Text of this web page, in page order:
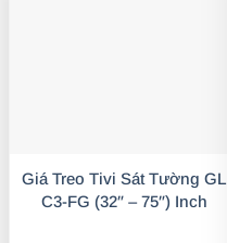
Giá Treo Tivi Sát Tường GL
C3-FG (32″ – 75″) Inch